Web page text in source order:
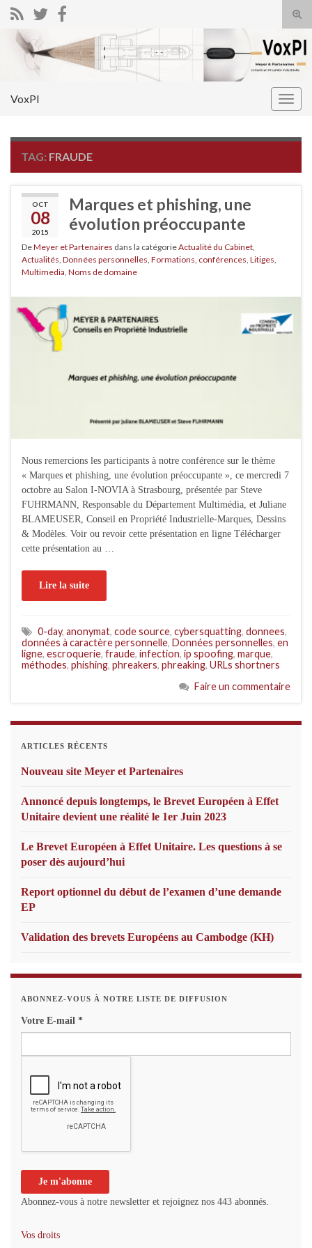
Search for:
VoxPI
TAG: FRAUDE
OCT
08
2015
Marques et phishing, une
évolution préoccupante
DeMeyer et Partenaires dans la catégorieActualité du Cabinet
Actualités Données personnelles Formations, conférences Litiges
Multimedia Noms de domaine
Nous remercions les participants à notre conférence sur le thème
« Marques et phishing, une évolution préoccupante », ce mercredi 7
octobre au Salon I-NOVIA à Strasbourg, présentée par Steve
FUHRMANN, Responsable du Département Multimédia, et Juliane
BLAMEUSER, Conseil en Propriété Industrielle-Marques, Dessins
& Modèles. Voir ou revoir cette présentation en ligne Télécharger
cette présentation au …
Lire la suite
0-day, anonymat, code source, cybersquatting, donnees,
données à caractère personnelle, Données personnelles, en
ligne, escroquerie, fraude, infection, ip spoofing, marque,
méthodes, phishing, phreakers, phreaking, URLs shortners
Faire un commentaire
ARTICLES RÉCENTS
Nouveau site Meyer et Partenaires
Annoncé depuis longtemps, le Brevet Européen à Effet
Unitaire devient une réalité le 1er Juin 2023
Le Brevet Européen à Effet Unitaire. Les questions à se
poser dès aujourd’hui
Report optionnel du début de l’examen d’une demande
EP
Validation des brevets Européens au Cambodge (KH)
ABONNEZ-VOUS À NOTRE LISTE DE DIFFUSION
Votre E-mail *
Abonnez-vous à notre newsletter et rejoignez nos 443 abonnés.
Vos droits